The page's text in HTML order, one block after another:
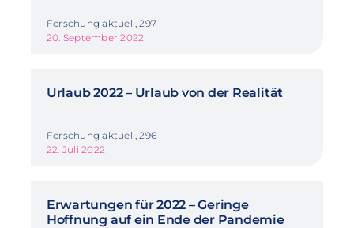
Forschung aktuell, 297
20. September 2022
Urlaub 2022 – Urlaub von der Realität
Forschung aktuell, 296
22. Juli 2022
Erwartungen für 2022 – Geringe
Hoffnung auf ein Ende der Pandemie